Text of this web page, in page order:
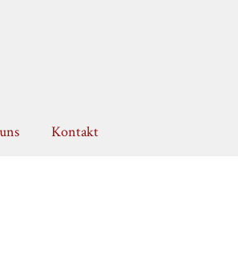
Kontakt